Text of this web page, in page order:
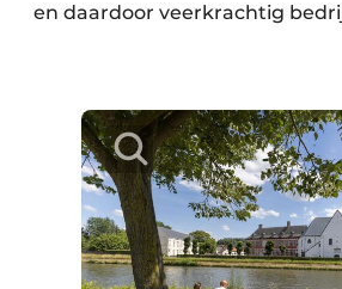
en daardoor veerkrachtig